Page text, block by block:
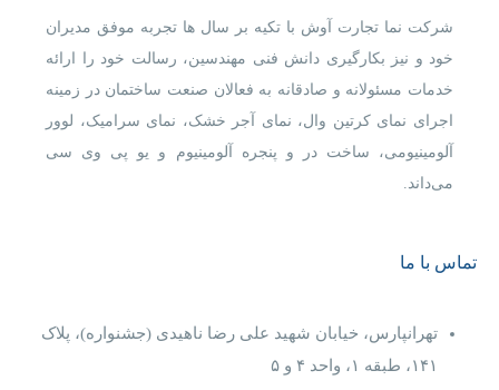
شرکت نما تجارت آوش با تکیه بر سال ها تجربه موفق مدیران
خود و نیز بکارگیری دانش فنی مهندسین، رسالت خود را ارائه
خدمات مسئولانه و صادقانه به فعالان صنعت ساختمان در زمینه
اجرای نمای کرتین وال، نمای آجر خشک، نمای سرامیک، لوور
آلومینیومی، ساخت در و پنجره آلومینیوم و یو پی وی سی
می‌داند.
تماس با ما
تهرانپارس، خیابان شهید علی رضا ناهیدی (جشنواره)، پلاک
۱۴۱، طبقه ۱، واحد ۴‌ و‌ ۵